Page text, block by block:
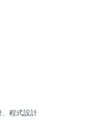
、程式設計